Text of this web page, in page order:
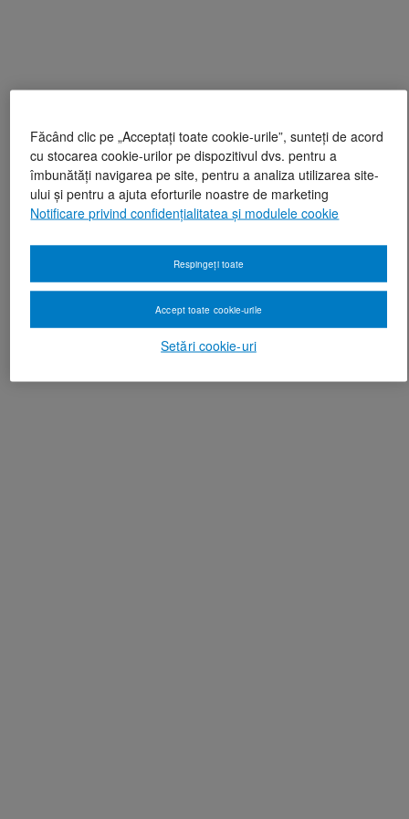
Făcând clic pe „Acceptați toate cookie-urile”, sunteți de acord
cu stocarea cookie-urilor pe dispozitivul dvs. pentru a
îmbunătăți navigarea pe site, pentru a analiza utilizarea site-
ului și pentru a ajuta eforturile noastre de marketing
Notificare privind confidențialitatea și modulele cookie
Setări cookie-uri
Respingeți toate
Accept toate cookie-urile